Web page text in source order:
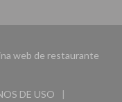
web de restaurante
en una nueva ventana))
DE USO